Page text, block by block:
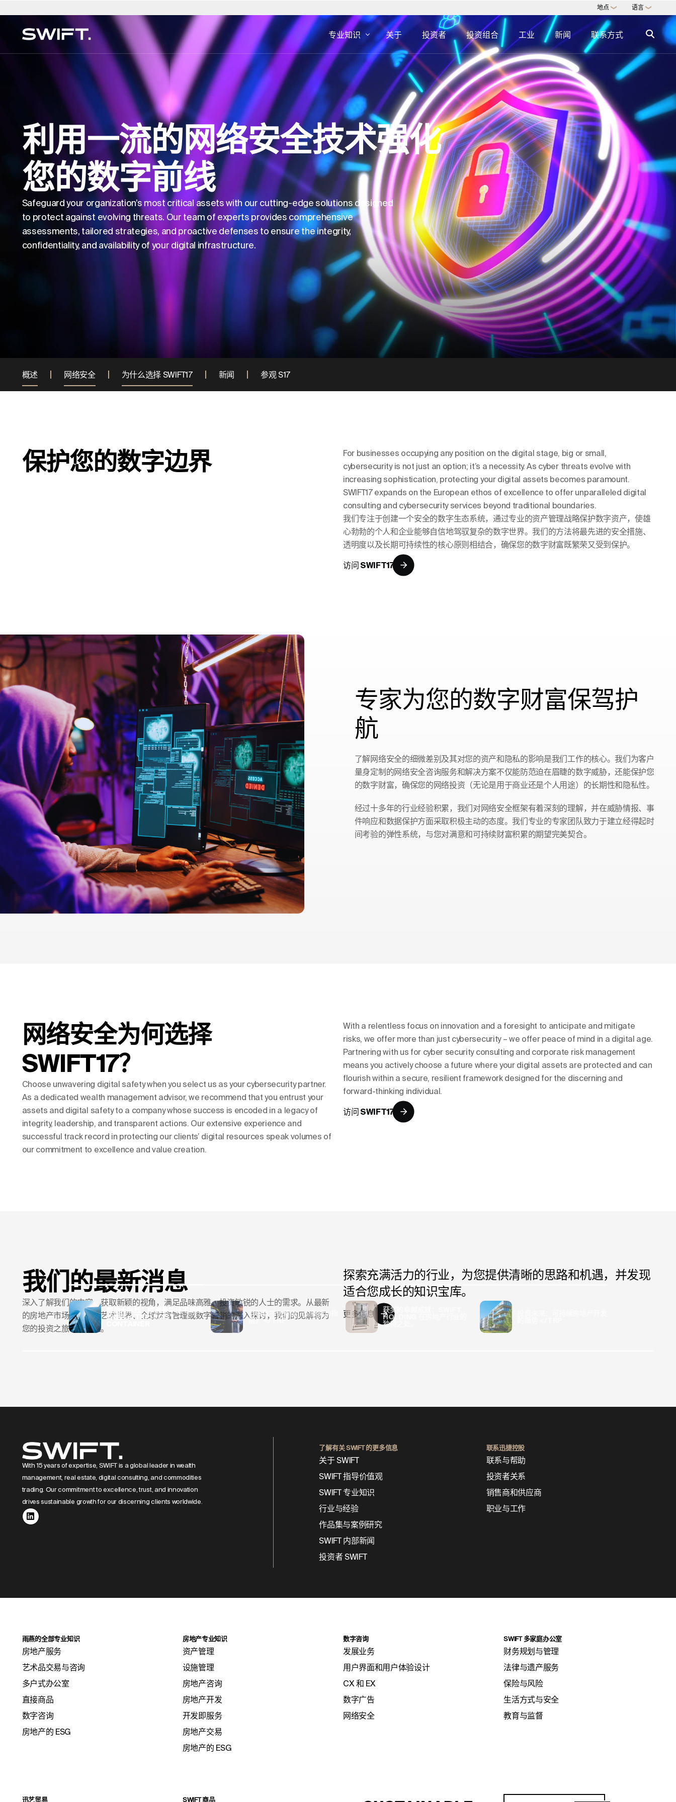
地点 ❯ 语言 ❯
私人通道
SWIFT 的 Valgrind
发现机遇并探索 SWIFT 的专业知识 - 一切尽在 SWIFT 的
Valgrind。(2025 年 3 月亮相）
选择地点
加拿大
智利
丹麦
德国
迪拜（阿联酋）
法国
香港 - 香港
意大利
日本 - 日本
韩国 - 한국
卢森堡
荷兰
波兰
葡萄牙
沙特阿拉伯
瑞士
新加坡
斯洛伐克
南非
西班牙
瑞典
英国
美国
奥地利
选择语言
Afrikaans
English (UK)
Deutsch
Русский
Français
专业知识
迅速的专业知识
专门知识目录 →
房地产服务
艺术品交易与咨询
多户式办公室
直接商品
数字咨询
房地产的 ESG
房地产专业知识
资产管理
设施管理
房地产咨询
房地产开发
开发即服务
房地产交易
房地产的 ESG
数字咨询
发展业务
用户界面和用户体验设计
CX 和 EX
数字广告
网络安全
多家庭办公室
财务规划与管理
法律与遗产服务
保险与风险
生活方式与安全
教育与监督
专门知识目录 →
关于 投资者 投资组合 工业 新闻 联系方式
利用一流的网络安全技术强化
您的数字前线
Safeguard your organization’s most critical assets with our cutting-edge solutions designed
to protect against evolving threats. Our team of experts provides comprehensive
assessments, tailored strategies, and proactive defenses to ensure the integrity,
confidentiality, and availability of your digital infrastructure.
概述 网络安全 为什么选择 SWIFT17 新闻 参观 S17
保护您的数字边界
For businesses occupying any position on the digital stage, big or small,
cybersecurity is not just an option; it’s a necessity. As cyber threats evolve with
increasing sophistication, protecting your digital assets becomes paramount.
SWIFT17 expands on the European ethos of excellence to offer unparalleled digital
consulting and cybersecurity services beyond traditional boundaries.
我们专注于创建一个安全的数字生态系统，通过专业的资产管理战略保护数字资产，使雄
心勃勃的个人和企业能够自信地驾驭复杂的数字世界。我们的方法将最先进的安全措施、
透明度以及长期可持续性的核心原则相结合，确保您的数字财富既繁荣又受到保护。
访问 SWIFT17
专家为您的数字财富保驾护
航
了解网络安全的细微差别及其对您的资产和隐私的影响是我们工作的核心。我们为客户
量身定制的网络安全咨询服务和解决方案不仅能防范迫在眉睫的数字威胁，还能保护您
的数字财富，确保您的网络投资（无论是用于商业还是个人用途）的长期性和隐私性。
经过十多年的行业经验积累，我们对网络安全框架有着深刻的理解，并在威胁情报、事
件响应和数据保护方面采取积极主动的态度。我们专业的专家团队致力于建立经得起时
间考验的弹性系统，与您对满意和可持续财富积累的期望完美契合。
网络安全为何选择
SWIFT17？
Choose unwavering digital safety when you select us as your cybersecurity partner.
As a dedicated wealth management advisor, we recommend that you entrust your
assets and digital safety to a company whose success is encoded in a legacy of
integrity, leadership, and transparent actions. Our extensive experience and
successful track record in protecting our clients’ digital resources speak volumes of
our commitment to excellence and value creation.
With a relentless focus on innovation and a foresight to anticipate and mitigate
risks, we offer more than just cybersecurity – we offer peace of mind in a digital age.
Partnering with us for cyber security consulting and corporate risk management
means you actively choose a future where your digital assets are protected and can
flourish within a secure, resilient framework designed for the discerning and
forward-thinking individual.
访问 SWIFT17
我们的最新消息
深入了解我们的内容，获取新颖的视角，满足品味高雅、投资敏锐的人士的需求。从最新
的房地产市场趋势到对艺术世界、全球财富管理或数字营销的深入探讨，我们的见解将为
您的投资之旅增添价值。
探索充满活力的行业，为您提供清晰的思路和机遇，并发现
适合您成长的知识宝库。
更多信息
塑造天际线：欧洲豪华住宅塔楼
的崛起</TRP-POST-
引领数字化转型：企业成功指
南》 </TRP
获奖的卓越成就：SWIFT
HOLDING 在房地产行业的
独特之处。
With 15 years of expertise, SWIFT is a global leader in wealth
management, real estate, digital consulting, and commodities
trading. Our commitment to excellence, trust, and innovation
drives sustainable growth for our discerning clients worldwide.
了解有关 SWIFT 的更多信息
关于 SWIFT
SWIFT 指导价值观
SWIFT 专业知识
行业与经验
作品集与案例研究
SWIFT 内部新闻
投资者 SWIFT
联系迅捷控股
联系与帮助
投资者关系
销售商和供应商
职业与工作
雨燕的全部专业知识
房地产服务
艺术品交易与咨询
多户式办公室
直接商品
数字咨询
房地产的 ESG
房地产专业知识
资产管理
设施管理
房地产咨询
房地产开发
开发即服务
房地产交易
房地产的 ESG
数字咨询
发展业务
用户界面和用户体验设计
CX 和 EX
数字广告
网络安全
SWIFT 多家庭办公室
财务规划与管理
法律与遗产服务
保险与风险
生活方式与安全
教育与监督
迅艺贸易 SWIFT 商品